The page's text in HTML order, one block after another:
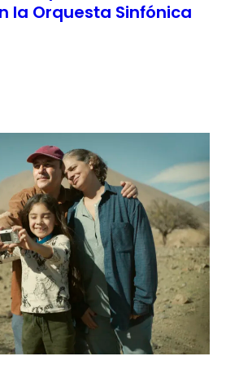
la Orquesta Sinfónica